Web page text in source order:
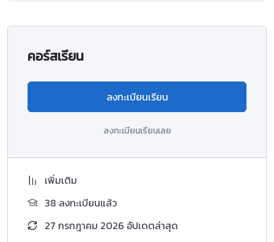
คอร์สเรียน
ลงทะเบียนเรียน
ลงทะเบียนเรียนเลย
เพิ่มเติม
38 ลงทะเบียนแล้ว
27 กรกฎาคม 2026 อัปเดตล่าสุด